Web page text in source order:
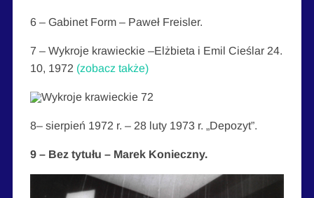
6 – Gabinet Form – Paweł Freisler.
7 – Wykroje krawieckie –Elżbieta i Emil Cieślar 24.
10, 1972 (zobacz także)
8– sierpień 1972 r. – 28 luty 1973 r. „Depozyt”.
9 – Bez tytułu – Marek Konieczny.